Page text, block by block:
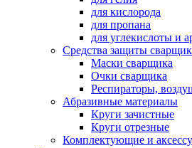
для кислорода
для пропана
для углекислоты и
Средства защиты
Маски сварщика
Очки сварщика
Респираторы,
Абразивные материалы
Круги зачистные
Круги отрезные
Комплектующие и